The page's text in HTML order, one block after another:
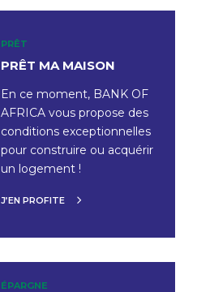
PRÊT
PRÊT MA MAISON
En ce moment, BANK OF
AFRICA vous propose des
conditions exceptionnelles
pour construire ou acquérir
un logement !
J’EN PROFITE
ÉPARGNE